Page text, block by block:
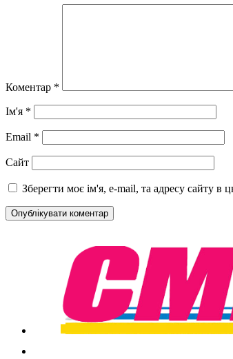
Коментар *
Ім'я *
Email *
Сайт
Зберегти моє ім'я, e-mail, та адресу сайту в